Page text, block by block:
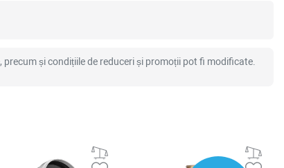
și condițiile de reduceri și promoții pot fi modificate.